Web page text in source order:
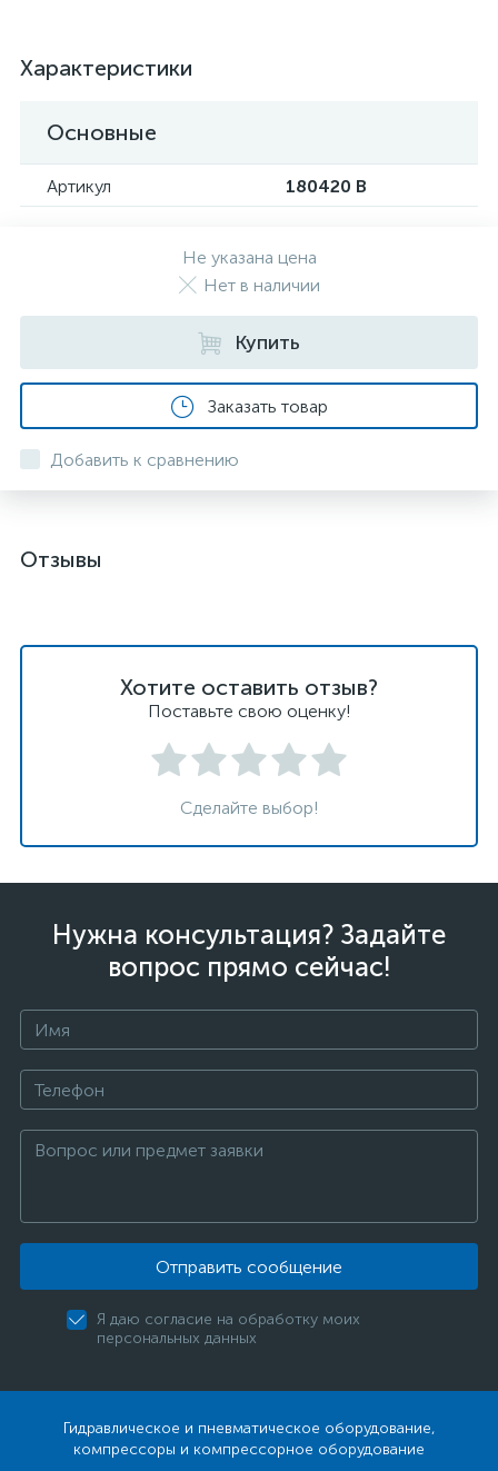
Характеристики
Основные
Артикул 180420 В
Не указана цена
Нет в наличии
Купить
Заказать товар
Добавить к сравнению
Отзывы
Хотите оставить отзыв?
Поставьте свою оценку!
Сделайте выбор!
Нужна консультация? Задайте
вопрос прямо сейчас!
Отправить сообщение
Я даю согласие на обработку моих
персональных данных
Гидравлическое и пневматическое оборудование,
компрессоры и компрессорное оборудование